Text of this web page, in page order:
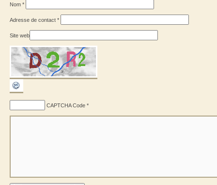
Nom *
Adresse de contact *
Site web
CAPTCHA Code *